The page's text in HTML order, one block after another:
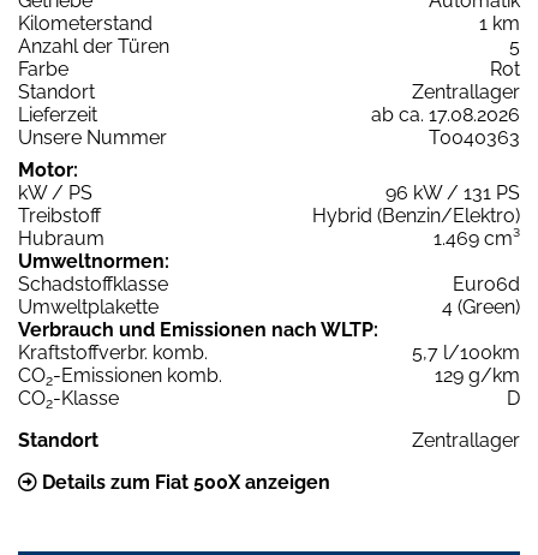
Kilometerstand
1 km
Anzahl der Türen
5
Farbe
Rot
Standort
Zentrallager
Lieferzeit
ab ca. 17.08.2026
Unsere Nummer
T0040363
Motor:
kW / PS
96 kW / 131 PS
Treibstoff
Hybrid (Benzin/Elektro)
Hubraum
1.469 cm³
Umweltnormen:
Schadstoffklasse
Euro6d
Umweltplakette
4 (Green)
Verbrauch und Emissionen nach WLTP:
Kraftstoffverbr. komb.
5,7 l/100km
CO2-Emissionen komb.
129 g/km
CO2-Klasse
D
Standort
Zentrallager
Details zum Fiat 500X anzeigen